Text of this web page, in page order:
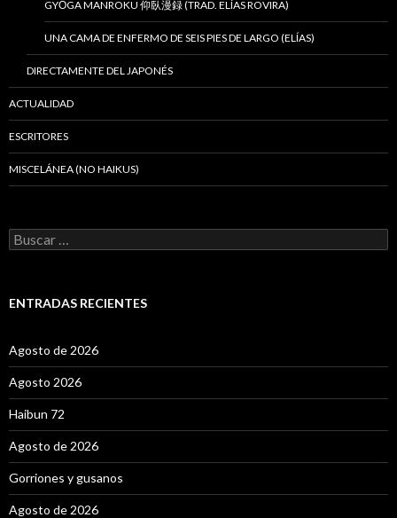
GYŌGA MANROKU 仰臥漫録 (TRAD. ELÍAS ROVIRA)
UNA CAMA DE ENFERMO DE SEIS PIES DE LARGO (ELÍAS)
DIRECTAMENTE DEL JAPONÉS
ACTUALIDAD
ESCRITORES
MISCELÁNEA (NO HAIKUS)
B
u
a
ENTRADAS RECIENTES
Agosto de 2026
Agosto 2026
Haibun 72
Agosto de 2026
Gorriones y gusanos
Agosto de 2026